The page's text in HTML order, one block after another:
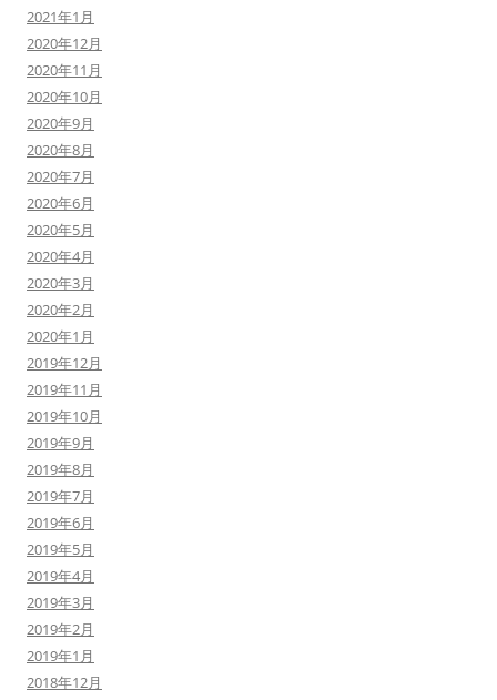
2021年1月
2020年12月
2020年11月
2020年10月
2020年9月
2020年8月
2020年7月
2020年6月
2020年5月
2020年4月
2020年3月
2020年2月
2020年1月
2019年12月
2019年11月
2019年10月
2019年9月
2019年8月
2019年7月
2019年6月
2019年5月
2019年4月
2019年3月
2019年2月
2019年1月
2018年12月